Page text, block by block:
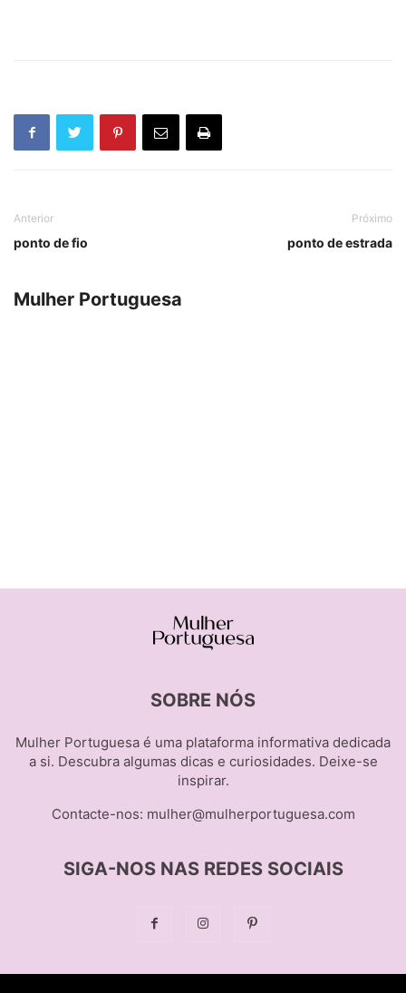
Anterior
ponto de fio
Próximo
ponto de estrada
Mulher Portuguesa
SOBRE NÓS
Mulher Portuguesa é uma plataforma informativa dedicada
a si. Descubra algumas dicas e curiosidades. Deixe-se
inspirar.
Contacte-nos: mulher@mulherportuguesa.com
SIGA-NOS NAS REDES SOCIAIS